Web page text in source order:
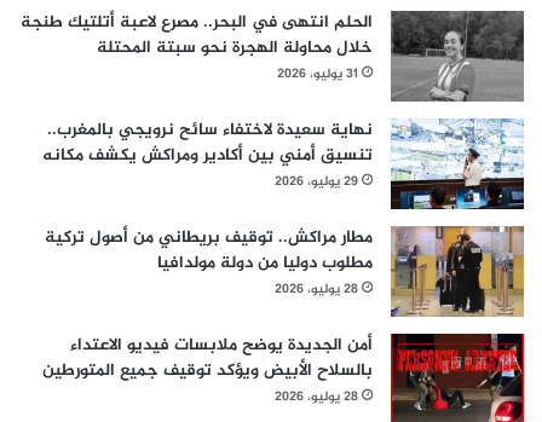
الحلم انتهى في البحر.. مصرع لاعبة أتلتيك طنجة
خلال محاولة الهجرة نحو سبتة المحتلة
31 يوليو، 2026
نهاية سعيدة لاختفاء سائح نرويجي بالمغرب..
تنسيق أمني بين أكادير ومراكش يكشف مكانه
29 يوليو، 2026
مطار مراكش.. توقيف بريطاني من أصول تركية
مطلوب دوليا من دولة مولدافيا
28 يوليو، 2026
أمن الجديدة يوضح ملابسات فيديو الاعتداء
بالسلاح الأبيض ويؤكد توقيف جميع المتورطين
28 يوليو، 2026